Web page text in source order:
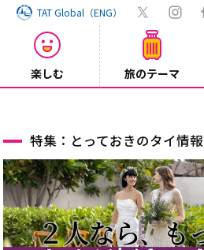
TAT Global（ENG）
楽しむ 旅のテーマ
特集：とっておきのタイ情報